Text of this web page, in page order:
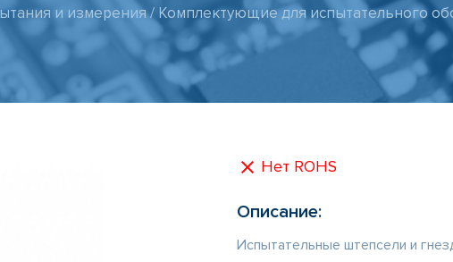
и измерения/ Комплектующие для испытательного
Нет ROHS
Описание:
Испытательные штепсели и